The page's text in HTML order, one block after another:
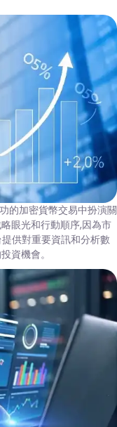
的加密貨幣交易中扮演關
眼光和行動順序,因為市
供對重要資訊和分析數
資機會。